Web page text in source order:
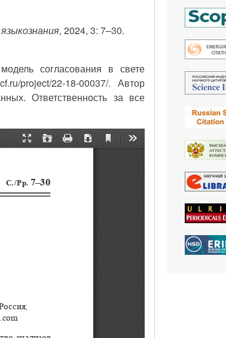
, 2024, 3: 7–30.
согласования в свете
project/22-18-00037/. Автор
Ответственность за все